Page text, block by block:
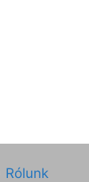
Rólunk